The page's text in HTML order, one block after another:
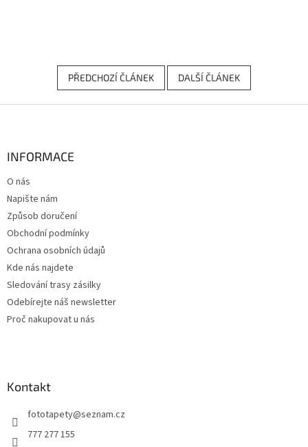
PŘEDCHOZÍ ČLÁNEK DALŠÍ ČLÁNEK
INFORMACE
O nás
Napište nám
Způsob doručení
Obchodní podmínky
Ochrana osobních údajů
Kde nás najdete
Sledování trasy zásilky
Odebírejte náš newsletter
Proč nakupovat u nás
Kontakt
fototapety@seznam.cz
777 277 155